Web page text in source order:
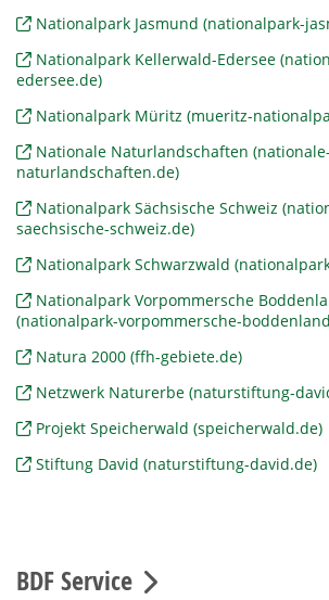
Nationalpark Jasmund (nationalpark-
Nationalpark Kellerwald-Edersee
edersee.de)
Nationalpark Müritz (mueritz-
Nationale Naturlandschaften (nationale-
naturlandschaften.de)
Nationalpark Sächsische Schweiz
saechsische-schweiz.de)
Nationalpark Schwarzwald
Nationalpark Vorpommersche
(nationalpark-vorpommersche-
Natura 2000 (ffh-gebiete.de)
Netzwerk Naturerbe (naturstiftung-
Projekt Speicherwald (speicherwald.de)
Stiftung David (naturstiftung-david.de)
BDF Service